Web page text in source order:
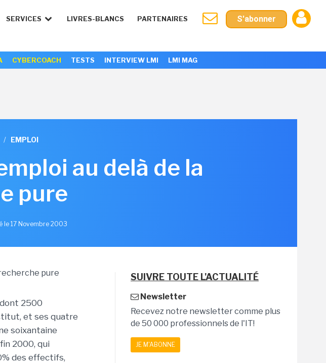
SERVICES LIVRES-BLANCS PARTENAIRES S'abonner
CYBERCOACH TESTS INTERVIEW LMI LMI MAG
/ EMPLOI
au delà de la
pure
le 17 Novembre 2003
2500
et ses quatre
soixantaine
2000, qui
des effectifs,
SUIVRE TOUTE L'ACTUALITÉ
Newsletter
Recevez notre newsletter comme plus
de 50 000 professionnels de l'IT!
JE M'ABONNE